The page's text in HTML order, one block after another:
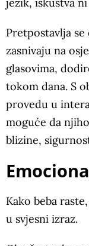
jezik, iskustva
Pretpostavlja
zasnivaju na
glasovima,
tokom dana. S
provedu u
moguće da
blizine,
Kako beba
u svjesni izraz.